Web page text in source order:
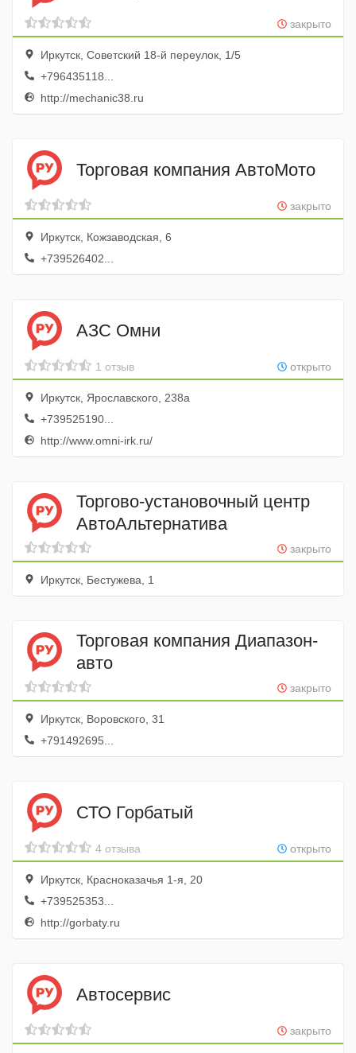
закрыто
Иркутск, Советский 18-й переулок, 1/5
+796435118...
http://mechanic38.ru
Торговая компания АвтоМото
закрыто
Иркутск, Кожзаводская, 6
+739526402...
АЗС Омни
открыто
1 отзыв
Иркутск, Ярославского, 238а
+739525190...
http://www.omni-irk.ru/
Торгово-установочный центр
АвтоАльтернатива
закрыто
Иркутск, Бестужева, 1
Торговая компания Диапазон-
авто
закрыто
Иркутск, Воровского, 31
+791492695...
СТО Горбатый
открыто
4 отзыва
Иркутск, Красноказачья 1-я, 20
+739525353...
http://gorbaty.ru
Автосервис
закрыто